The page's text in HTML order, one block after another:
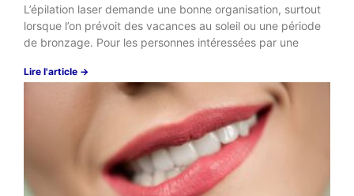
L’épilation laser demande une bonne organisation, surtout
lorsque l’on prévoit des vacances au soleil ou une période
de bronzage. Pour les personnes intéressées par une
Lire l'article →